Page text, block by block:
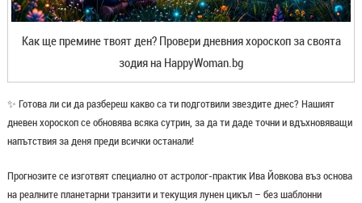
Как ще премине твоят ден? Провери дневния хороскоп за своята
зодия на HappyWoman.bg
✨ Готова ли си да разбереш какво са ти подготвили звездите днес? Нашият
дневен хороскоп се обновява всяка сутрин, за да ти даде точни и вдъхновяващи
напътствия за деня преди всички останали!
Прогнозите се изготвят специално от астролог-практик Ива Йовкова въз основа
на реалните планетарни транзити и текущия лунен цикъл – без шаблонни